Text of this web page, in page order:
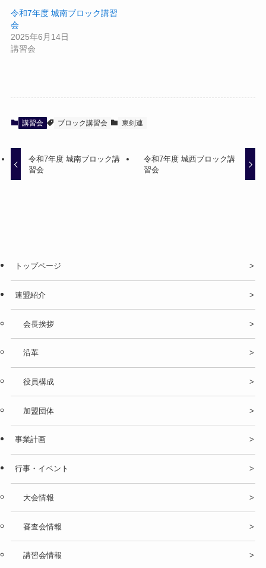
令和7年度 城南ブロック講習
会
2025年6月14日
講習会
講習会 ブロック講習会 東剣連
令和7年度 城南ブロック講
習会
令和7年度 城西ブロック講
習会
トップページ
連盟紹介
会長挨拶
沿革
役員構成
加盟団体
事業計画
行事・イベント
大会情報
審査会情報
講習会情報